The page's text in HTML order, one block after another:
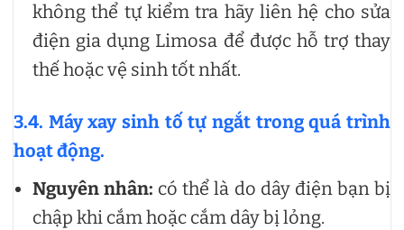
không thể tự kiểm tra hãy liên hệ cho sửa
điện gia dụng Limosa để được hỗ trợ thay
thế hoặc vệ sinh tốt nhất.
3.4. Máy xay sinh tố tự ngắt trong quá trình
hoạt động.
Nguyên nhân: có thể là do dây điện bạn bị
chập khi cắm hoặc cắm dây bị lỏng.